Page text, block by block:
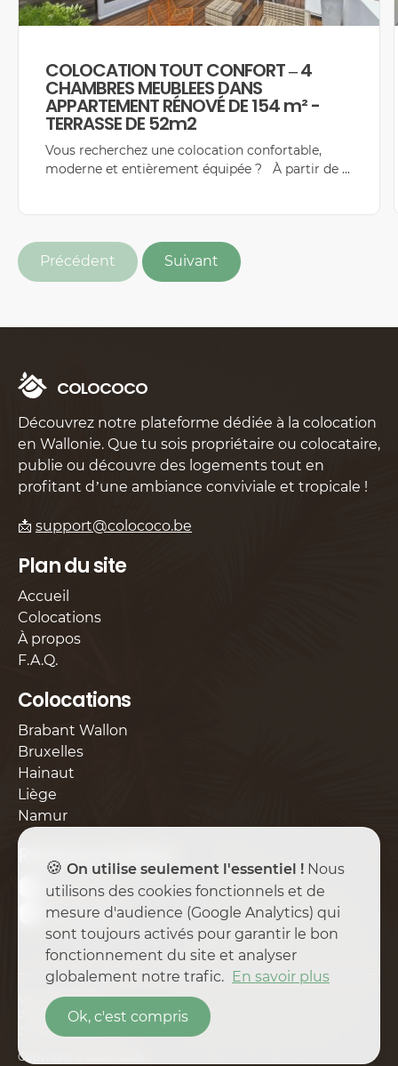
COLOCATION TOUT CONFORT – 4
CHAMBRES MEUBLEES DANS
APPARTEMENT RÉNOVÉ DE 154 m² -
TERRASSE DE 52m2
Vous recherchez une colocation confortable,
moderne et entièrement équipée ? À partir de ...
Précédent Suivant
COLOCOCO
Découvrez notre plateforme dédiée à la colocation
en Wallonie. Que tu sois propriétaire ou colocataire,
publie ou découvre des logements tout en
profitant d’une ambiance conviviale et tropicale !
📩 support@colococo.be
Plan du site
Accueil
Colocations
À propos
F.A.Q.
Colocations
Brabant Wallon
Bruxelles
Hainaut
Liège
Namur
Réseaux sociaux
Facebook
Instagram
Mentions légales
Politique de confidentialité
Conditions générales
Copyright © 2024–2026
🍪 On utilise seulement l'essentiel ! Nous
utilisons des cookies fonctionnels et de
mesure d'audience (Google Analytics) qui
sont toujours activés pour garantir le bon
fonctionnement du site et analyser
globalement notre trafic. En savoir plus
Ok, c'est compris